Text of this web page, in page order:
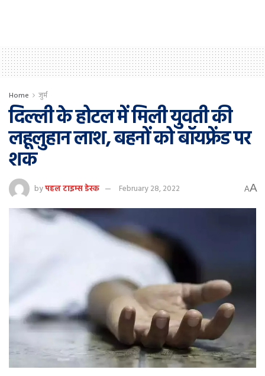
Home जुर्म
दिल्ली के होटल में मिली युवती की
लहूलुहान लाश, बहनों को बॉयफ्रेंड पर
शक
byपहल टाइम्स डेस्क February 28, 2022 AA